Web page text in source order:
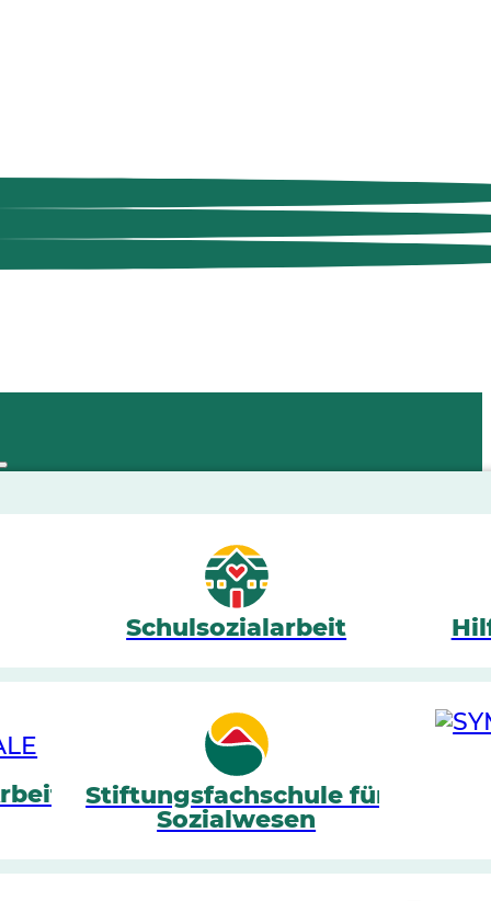
Schulsozialarbeit
Stiftungsfachschule für
Sozialwesen